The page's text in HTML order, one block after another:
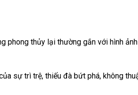
phong thủy lại thường gắn với hình
sự trì trệ, thiếu đà bứt phá, không